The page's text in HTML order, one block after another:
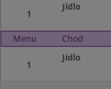
1
Jídlo
Menu Chod
1
Jídlo